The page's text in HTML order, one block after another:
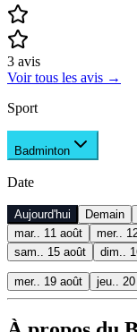
3 avis
Voir tous les avis →
Sport
Badminton
Date
Aujourd'hui Demain
mar.. 11 août
mer..
sam.. 15 août
dim..
mer.. 19 août jeu..